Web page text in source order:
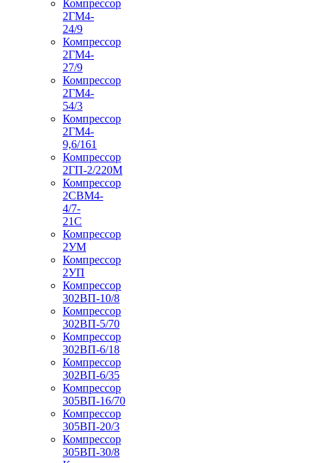
Компрессор
2ГМ4-
24/9
Компрессор
2ГМ4-
27/9
Компрессор
2ГМ4-
54/3
Компрессор
2ГМ4-
9,6/161
Компрессор
2ГП-2/220М
Компрессор
2СВМ4-
4/7-
21С
Компрессор
2УМ
Компрессор
2УП
Компрессор
302ВП-10/8
Компрессор
302ВП-5/70
Компрессор
302ВП-6/18
Компрессор
302ВП-6/35
Компрессор
305ВП-16/70
Компрессор
305ВП-20/3
Компрессор
305ВП-30/8